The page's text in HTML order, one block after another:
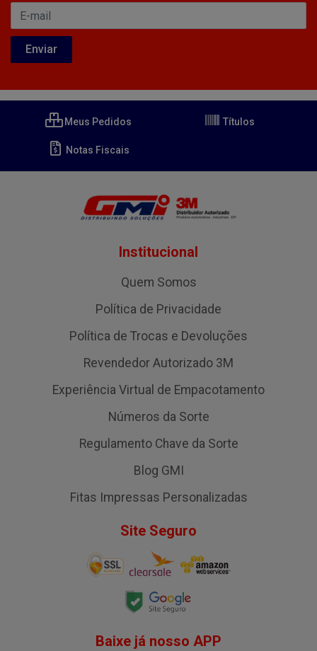
Meus Pedidos Títulos
Notas Fiscais
Institucional
Quem Somos
Política de Privacidade
Política de Trocas e Devoluções
Revendedor Autorizado 3M
Experiência Virtual de Empacotamento
Números da Sorte
Regulamento Chave da Sorte
Blog GMI
Fitas Impressas Personalizadas
Site Seguro
Baixe já nosso APP